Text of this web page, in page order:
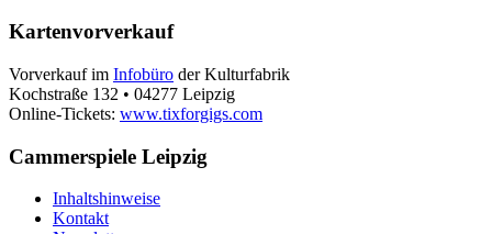
Kartenvorverkauf
Vorverkauf im Infobüro der Kulturfabrik
Kochstraße 132 • 04277 Leipzig
Online-Tickets: www.tixforgigs.com
Cammerspiele Leipzig
Inhaltshinweise
Kontakt